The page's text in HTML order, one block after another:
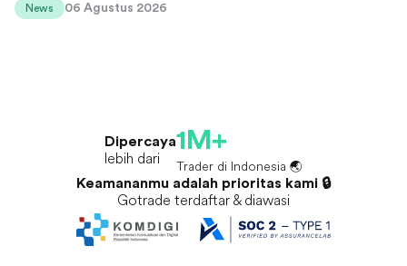
News 06 Agustus 2026
Dipercaya
lebih dari
1M+
Trader di Indonesia 🌏
Keamananmu adalah prioritas kami 🔒
Gotrade terdaftar & diawasi